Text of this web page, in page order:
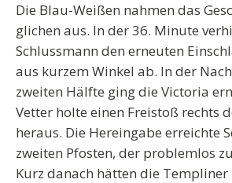
Die Blau-Weißen nahmen das
glichen aus. In der 36. Minute
Schlussmann den erneuten
aus kurzem Winkel ab. In der
zweiten Hälfte ging die Victoria
Vetter holte einen Freistoß rechts
heraus. Die Hereingabe erreichte
zweiten Pfosten, der problemlos
Kurz danach hätten die Templiner